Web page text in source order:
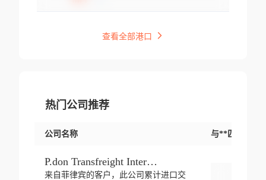
查看全部港口
热门公司推荐
公司名称 与**匹配交易
P.don Transfreight International
来自菲律宾的客户，此公司累计进口交